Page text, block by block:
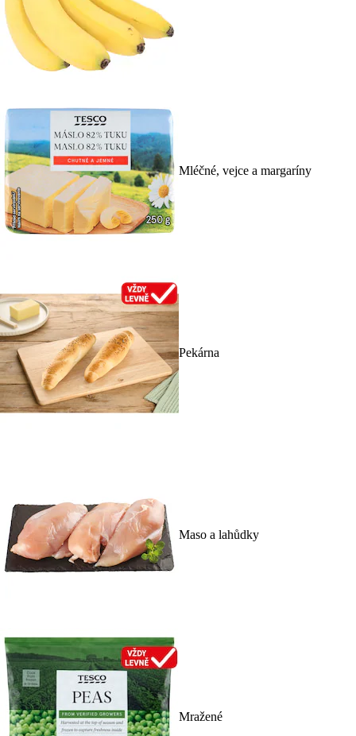
Mléčné, vejce a margaríny
Pekárna
Maso a lahůdky
Mražené